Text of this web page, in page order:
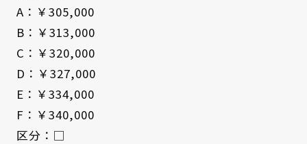
A：￥305,000
B：￥313,000
C：￥320,000
D：￥327,000
E：￥334,000
F：￥340,000
区分：□